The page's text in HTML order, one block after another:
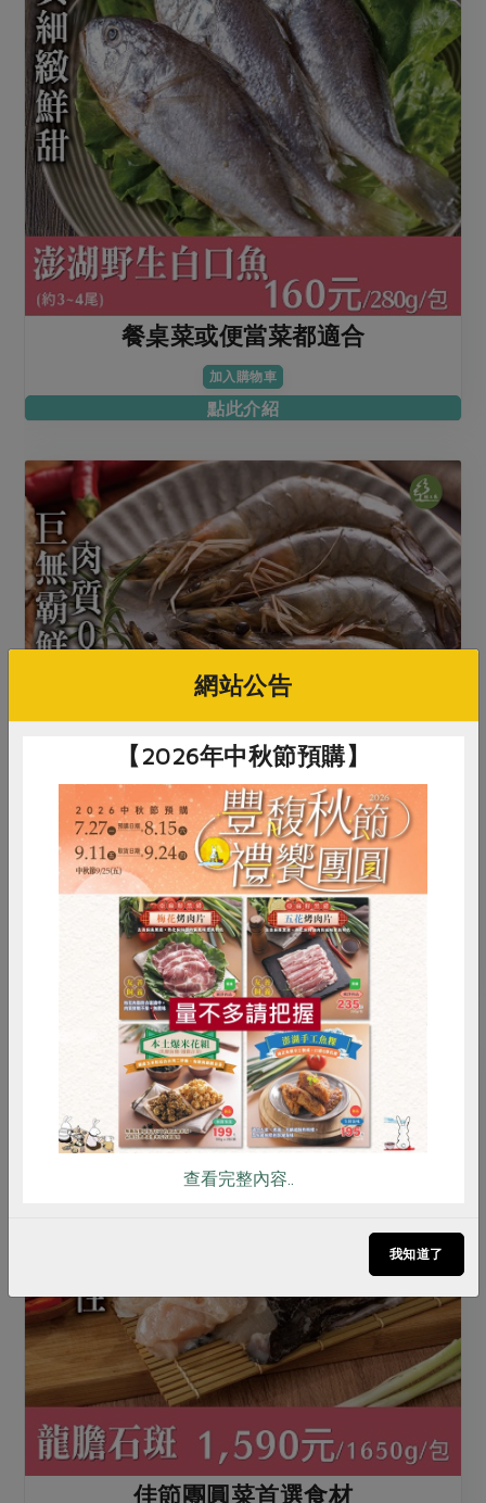
餐桌菜或便當菜都適合
加入購物車
點此介紹
每尾長約16公分以上
加入購物車
點此介紹
佳節團圓菜首選食材
RPET 食譜 減硝酸鹽
雞蛋 食安 共同購買
網站公告
【2026年中秋節預購】
查看完整內容..
我知道了